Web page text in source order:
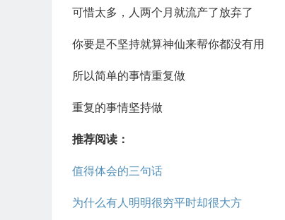
可惜太多，人两个月就流产了放弃了
你要是不坚持就算神仙来帮你都没有用
所以简单的事情重复做
重复的事情坚持做
推荐阅读：
值得体会的三句话
为什么有人明明很穷平时却很大方